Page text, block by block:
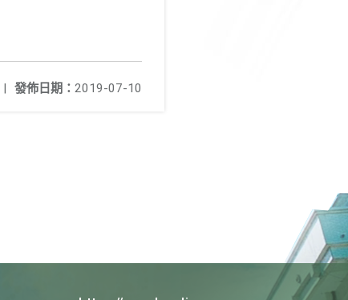
發佈日期： 2019-07-10
|